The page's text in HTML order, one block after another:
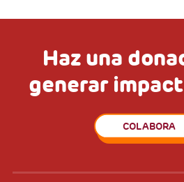
Haz una
generar
COLABORA